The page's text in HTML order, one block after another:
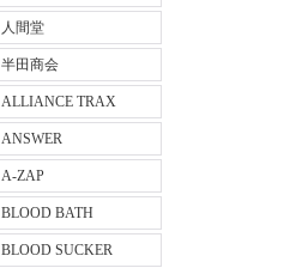
人間堂
半田商会
ALLIANCE TRAX
ANSWER
A-ZAP
BLOOD BATH
BLOOD SUCKER